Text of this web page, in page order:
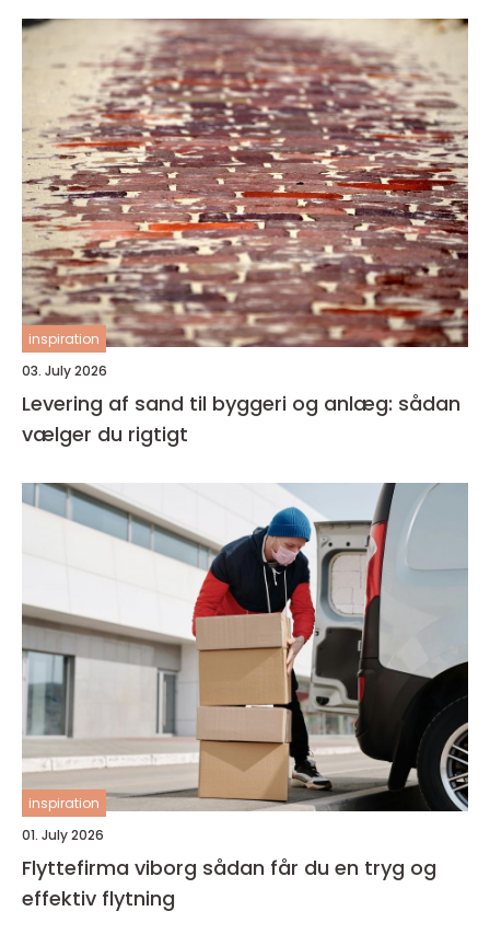
inspiration
03. July 2026
Levering af sand til byggeri og anlæg: sådan
vælger du rigtigt
inspiration
01. July 2026
Flyttefirma viborg sådan får du en tryg og
effektiv flytning